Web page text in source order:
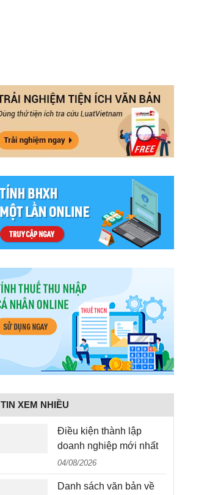
TIN XEM NHIỀU
Điều kiện thành lập
doanh nghiệp mới nhất
04/08/2026
Danh sách văn bản về